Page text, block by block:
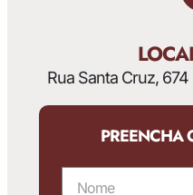
Rua Santa Cruz,
PREENCHA